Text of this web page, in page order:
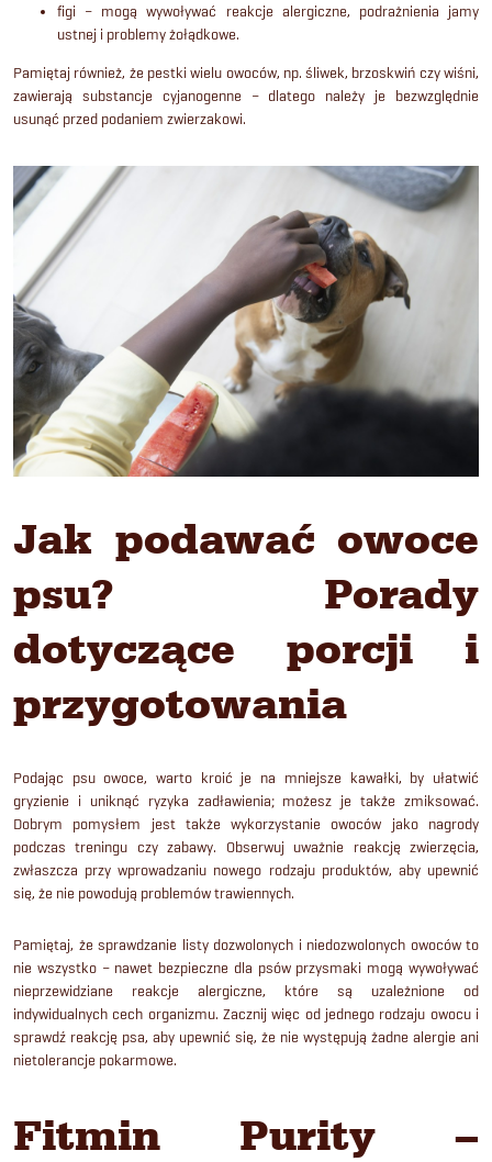
figi – mogą wywoływać reakcje alergiczne, podrażnienia jamy
ustnej i problemy żołądkowe.
Pamiętaj również, że pestki wielu owoców, np. śliwek, brzoskwiń czy wiśni,
zawierają substancje cyjanogenne – dlatego należy je bezwzględnie
usunąć przed podaniem zwierzakowi.
Jak podawać owoce
psu? Porady
dotyczące porcji i
przygotowania
Podając psu owoce, warto kroić je na mniejsze kawałki, by ułatwić
gryzienie i uniknąć ryzyka zadławienia; możesz je także zmiksować.
Dobrym pomysłem jest także wykorzystanie owoców jako nagrody
podczas treningu czy zabawy. Obserwuj uważnie reakcję zwierzęcia,
zwłaszcza przy wprowadzaniu nowego rodzaju produktów, aby upewnić
się, że nie powodują problemów trawiennych.
Pamiętaj, że sprawdzanie listy dozwolonych i niedozwolonych owoców to
nie wszystko – nawet bezpieczne dla psów przysmaki mogą wywoływać
nieprzewidziane reakcje alergiczne, które są uzależnione od
indywidualnych cech organizmu. Zacznij więc od jednego rodzaju owocu i
sprawdź reakcję psa, aby upewnić się, że nie występują żadne alergie ani
nietolerancje pokarmowe.
Fitmin Purity –